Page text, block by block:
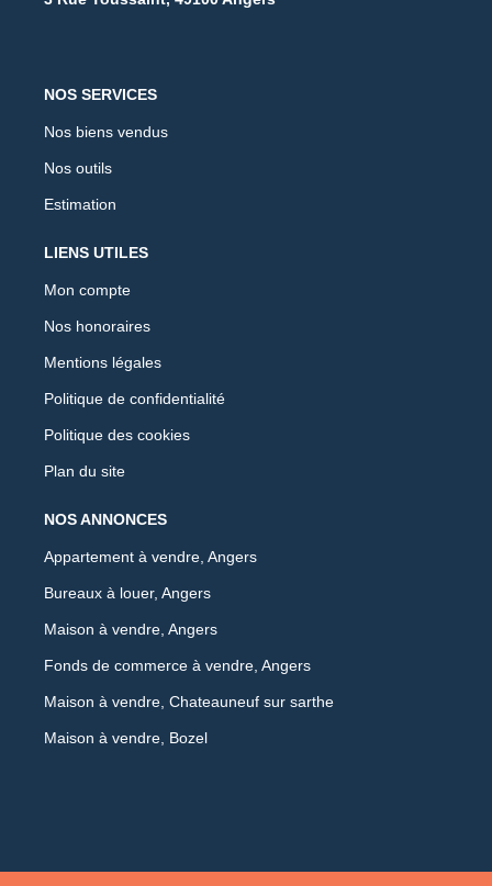
NOS SERVICES
Nos biens vendus
Nos outils
Estimation
LIENS UTILES
Mon compte
Nos honoraires
Mentions légales
Politique de confidentialité
Politique des cookies
Plan du site
NOS ANNONCES
Appartement à vendre, Angers
Bureaux à louer, Angers
Maison à vendre, Angers
Fonds de commerce à vendre, Angers
Maison à vendre, Chateauneuf sur sarthe
Maison à vendre, Bozel